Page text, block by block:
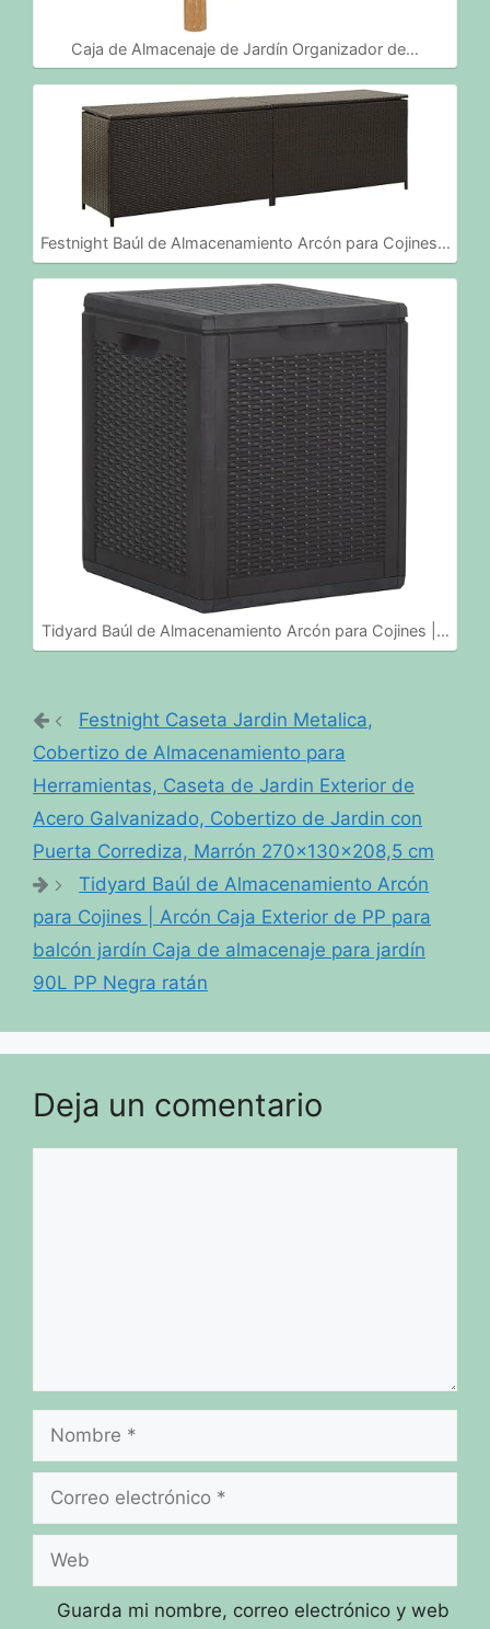
Caja de Almacenaje de Jardín Organizador de…
Festnight Baúl de Almacenamiento Arcón para Cojines…
Tidyard Baúl de Almacenamiento Arcón para Cojines |…
Festnight Caseta Jardin Metalica,
Cobertizo de Almacenamiento para
Herramientas, Caseta de Jardin Exterior de
Acero Galvanizado, Cobertizo de Jardin con
Puerta Corrediza, Marrón 270x130x208,5 cm
Tidyard Baúl de Almacenamiento Arcón
para Cojines | Arcón Caja Exterior de PP para
balcón jardín Caja de almacenaje para jardín
90L PP Negra ratán
Deja un comentario
electrónico
Guarda mi nombre, correo electrónico y web